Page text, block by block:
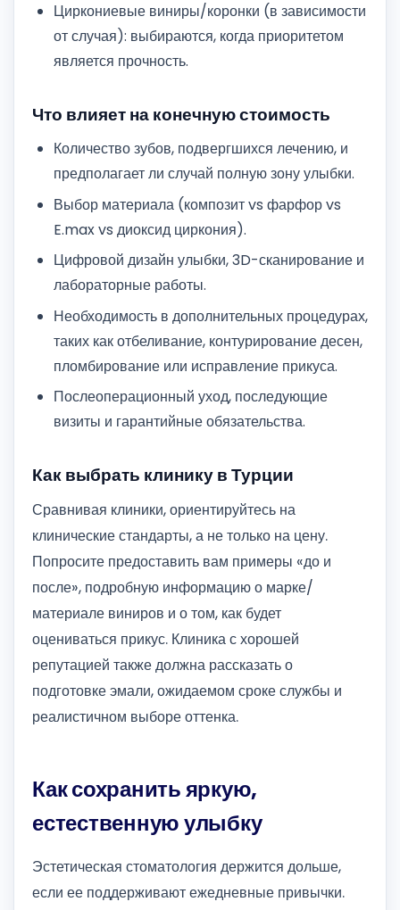
Циркониевые виниры/коронки (в зависимости
от случая): выбираются, когда приоритетом
является прочность.
Что влияет на конечную стоимость
Количество зубов, подвергшихся лечению, и
предполагает ли случай полную зону улыбки.
Выбор материала (композит vs фарфор vs
E.max vs диоксид циркония).
Цифровой дизайн улыбки, 3D-сканирование и
лабораторные работы.
Необходимость в дополнительных процедурах,
таких как отбеливание, контурирование десен,
пломбирование или исправление прикуса.
Послеоперационный уход, последующие
визиты и гарантийные обязательства.
Как выбрать клинику в Турции
Сравнивая клиники, ориентируйтесь на
клинические стандарты, а не только на цену.
Попросите предоставить вам примеры «до и
после», подробную информацию о марке/
материале виниров и о том, как будет
оцениваться прикус. Клиника с хорошей
репутацией также должна рассказать о
подготовке эмали, ожидаемом сроке службы и
реалистичном выборе оттенка.
Как сохранить яркую,
естественную улыбку
Эстетическая стоматология держится дольше,
если ее поддерживают ежедневные привычки.